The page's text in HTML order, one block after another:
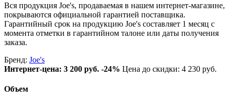
Вся продукция Joe's, продаваемая в нашем интернет-магазине,
покрываются официальной гарантией поставщика.
Гарантийный срок на продукцию Joe's составляет 1 месяц с
момента отметки в гарантийном талоне или даты получения
заказа.
Бренд: Joe's
Интернет-цена: 3 200 руб. -24% Цена до скидки: 4 230 руб.
Объем